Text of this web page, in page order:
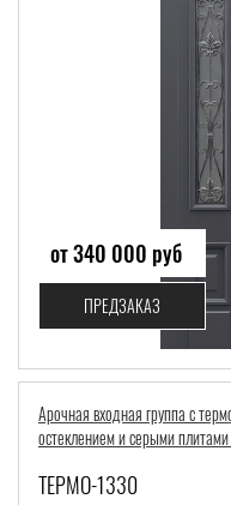
от 340 000 руб
ПРЕДЗАКАЗ
Арочная входная группа с
остеклением и серыми
ТЕРМО-1330